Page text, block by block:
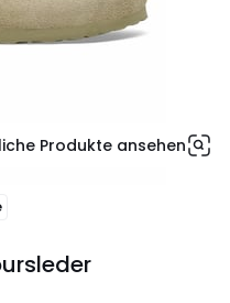
Produkte ansehen